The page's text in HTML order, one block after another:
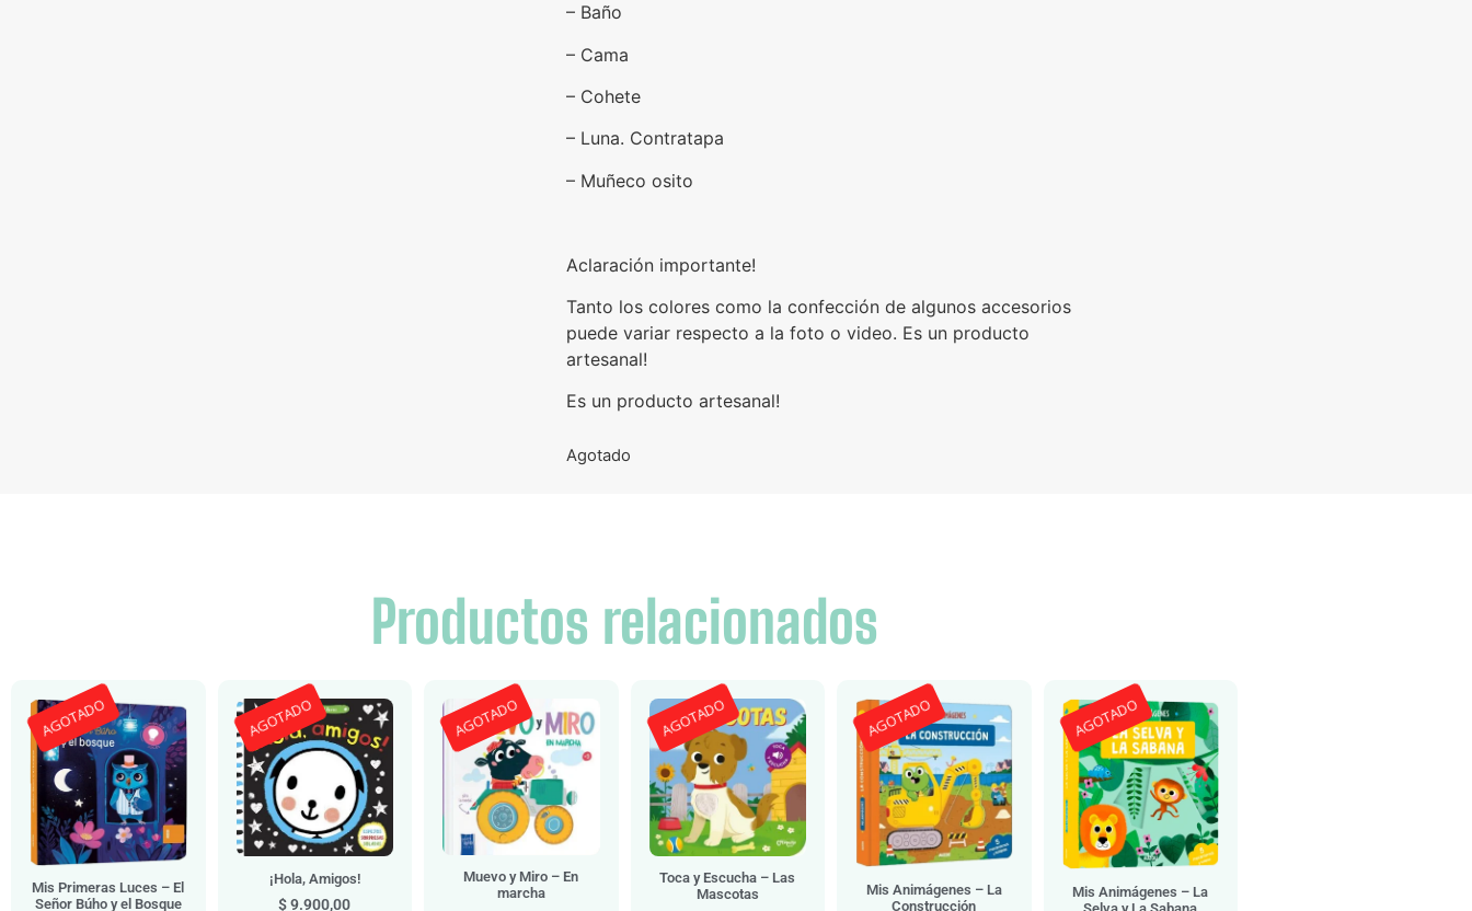
– Baño
– Cama
– Cohete
– Luna. Contratapa
– Muñeco osito
Aclaración importante!
Tanto los colores como la confección de algunos accesorios
puede variar respecto a la foto o video. Es un producto
artesanal!
Es un producto artesanal!
Agotado
Productos relacionados
AGOTADO
Mis Primeras Luces – El
Señor Búho y el Bosque
AGOTADO
¡Hola, Amigos!
$9.900,00
AGOTADO
Muevo y Miro – En
marcha
AGOTADO
Toca y Escucha – Las
Mascotas
AGOTADO
Mis Animágenes – La
Construcción
AGOTADO
Mis Animágenes – La